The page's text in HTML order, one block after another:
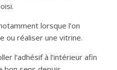
lorsque l’on
ou réaliser une vitrine.
l’adhésif à l’intérieur afin